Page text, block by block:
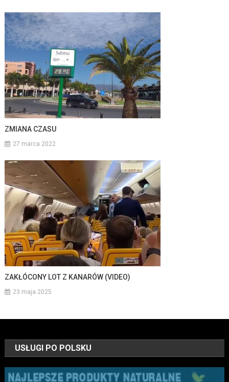
ZMIANA CZASU
27 marca 2022
ZAKŁÓCONY LOT Z KANARÓW (VIDEO)
23 maja 2025
USŁUGI PO POLSKU